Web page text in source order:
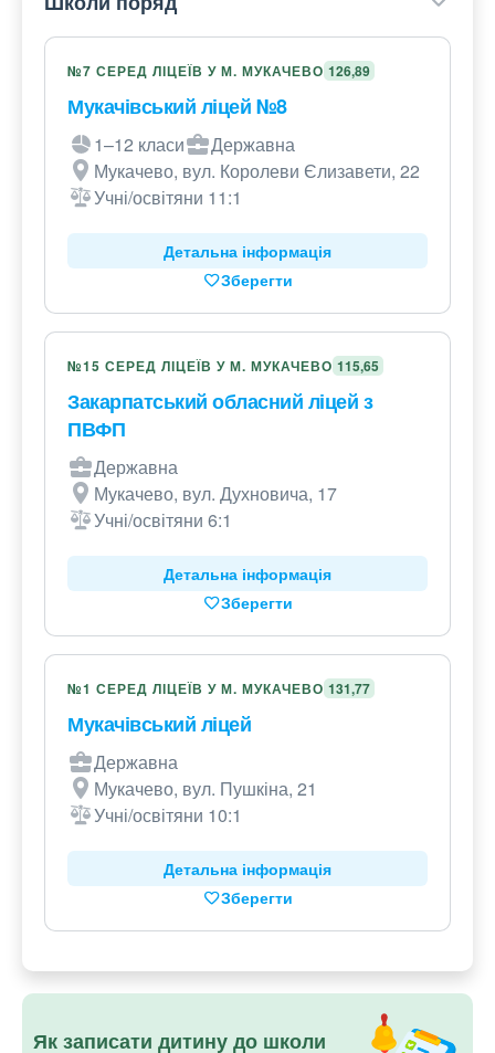
№7 СЕРЕД ЛІЦЕЇВ У М. МУКАЧЕВО 126,89
Мукачівський ліцей №8
1–12 класи
Державна
Мукачево, вул. Королеви Єлизавети, 22
Учні/освітяни 11:1
Детальна інформація
Зберегти
№15 СЕРЕД ЛІЦЕЇВ У М. МУКАЧЕВО 115,65
Закарпатський обласний ліцей з
ПВФП
Державна
Мукачево, вул. Духновича, 17
Учні/освітяни 6:1
Детальна інформація
Зберегти
№1 СЕРЕД ЛІЦЕЇВ У М. МУКАЧЕВО 131,77
Мукачівський ліцей
Державна
Мукачево, вул. Пушкіна, 21
Учні/освітяни 10:1
Детальна інформація
Зберегти
Як записати дитину до школи